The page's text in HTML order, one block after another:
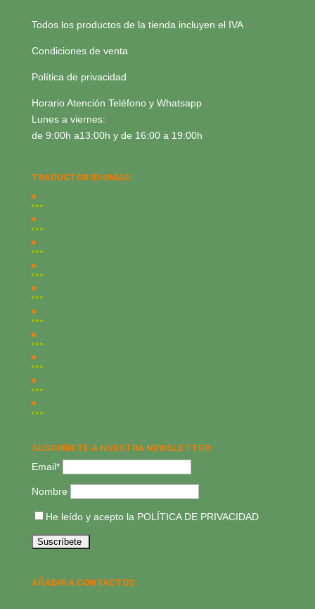
Todos los productos de la tienda incluyen el IVA
Condiciones de venta
Política de privacidad
Horario Atención Teléfono y Whatsapp
Lunes a viernes:
de 9:00h a13:00h y de 16:00 a 19:00h
TRADUCTOR IDIOMAS:
SUSCRÍBETE A NUESTRA NEWSLETTER:
Email*
Nombre
He leído y acepto la POLÍTICA DE PRIVACIDAD
AÑADIR A CONTACTOS: